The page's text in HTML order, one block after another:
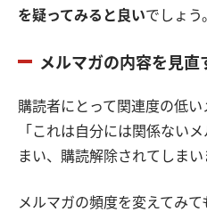
を疑ってみると良いでしょう
メルマガの内容を見直
購読者にとって関連度の低い
「これは自分には関係ない
まい、購読解除されてしまい
メルマガの頻度を変えてみ